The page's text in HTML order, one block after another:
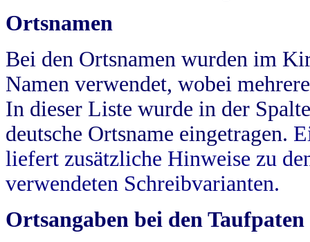
Ortsnamen
Bei den Ortsnamen wurden im
Namen verwendet, wobei
In dieser Liste wurde in der
deutsche Ortsname eingetragen.
liefert zusätzliche Hinweise zu
verwendeten Schreibvarianten.
Ortsangaben bei den Taufpaten